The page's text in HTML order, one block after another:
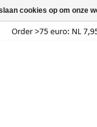
cookies op om onze